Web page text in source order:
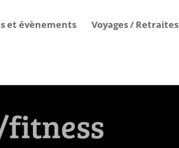
et évènements Voyages / Retraites
fitness